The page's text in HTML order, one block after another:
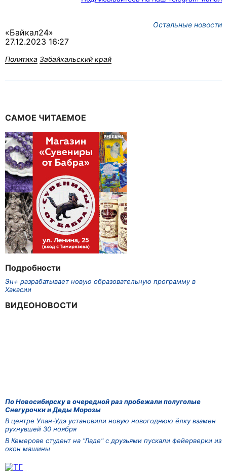
Остальные новости
«Байкал24»
27.12.2023 16:27
Политика Забайкальский край
САМОЕ ЧИТАЕМОЕ
Подробности
Эн+ разрабатывает новую образовательную программу в
Хакасии
ВИДЕОНОВОСТИ
По Новосибирску в очередной раз пробежали полуголые
Снегурочки и Деды Морозы
В центре Улан-Удэ установили новую новогоднюю ёлку взамен
рухнувшей 30 ноября
В Кемерове студент на "Ладе" с друзьями пускали фейерверки из
окон машины